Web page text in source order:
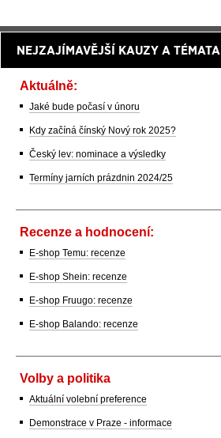
NEJZAJÍMAVĚJŠÍ KAUZY A TÉMATA
Aktuálně:
Jaké bude počasí v únoru
Kdy začíná čínský Nový rok 2025?
Český lev: nominace a výsledky
Termíny jarních prázdnin 2024/25
Recenze a hodnocení:
E-shop Temu: recenze
E-shop Shein: recenze
E-shop Fruugo: recenze
E-shop Balando: recenze
Volby a politika
Aktuální volební preference
Demonstrace v Praze - informace